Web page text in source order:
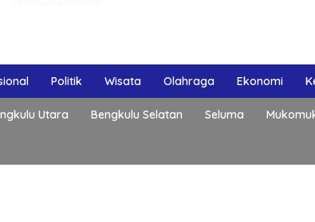
Politik Wisata Olahraga Ekonomi
Utara Bengkulu Selatan Seluma